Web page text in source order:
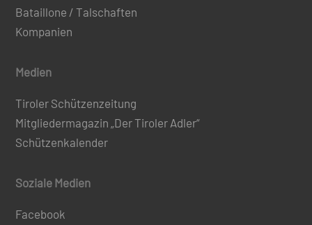
Bataillone / Talschaften
Kompanien
Medien
Tiroler Schützenzeitung
Mitgliedermagazin „Der Tiroler Adler“
Schützenkalender
Soziale Medien
Facebook